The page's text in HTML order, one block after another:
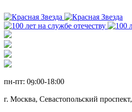
пн-пт: 09:00-18:00
г. Москва, Севастопольский проспект,